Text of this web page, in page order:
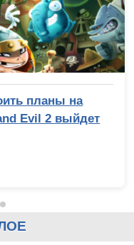
планы на
Evil 2 выйдет